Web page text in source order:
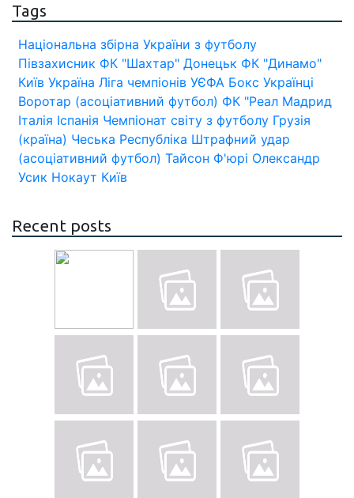
Tags
Національна збірна України з футболу
Півзахисник ФК "Шахтар" Донецьк ФК "Динамо"
Київ Україна Ліга чемпіонів УЄФА Бокс Українці
Воротар (асоціативний футбол) ФК "Реал Мадрид
Італія Іспанія Чемпіонат світу з футболу Грузія
(країна) Чеська Республіка Штрафний удар
(асоціативний футбол) Тайсон Ф'юрі Олександр
Усик Нокаут Київ
Recent posts